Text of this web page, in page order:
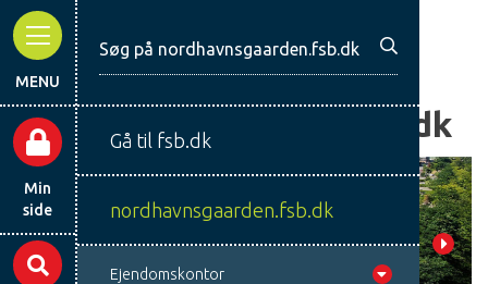
MENU
Min
side
Gå til fsb.dk
nordhavnsgaarden.fsb.dk
Ejendomskontor
nordhavnsgaarden.fsb.dk
Forrige